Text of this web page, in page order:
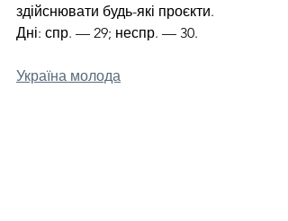
здійснювати будь-які проєкти.
Дні: спр. — 29; неспр. — 30.
Україна молода